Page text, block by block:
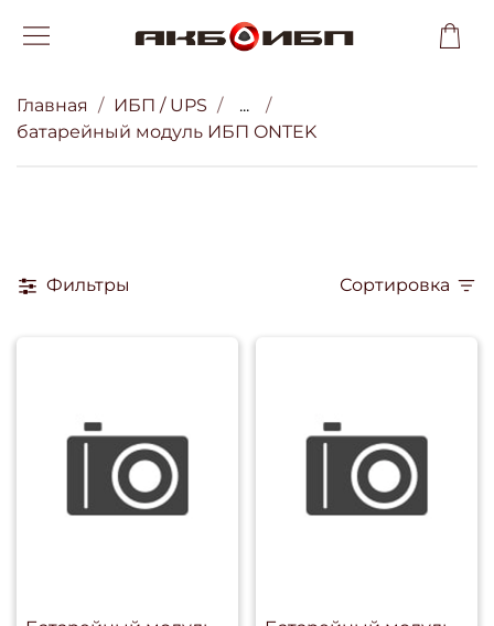
Главная ИБП / UPS
...
батарейный модуль ИБП ONTEK
Фильтры Сортировка